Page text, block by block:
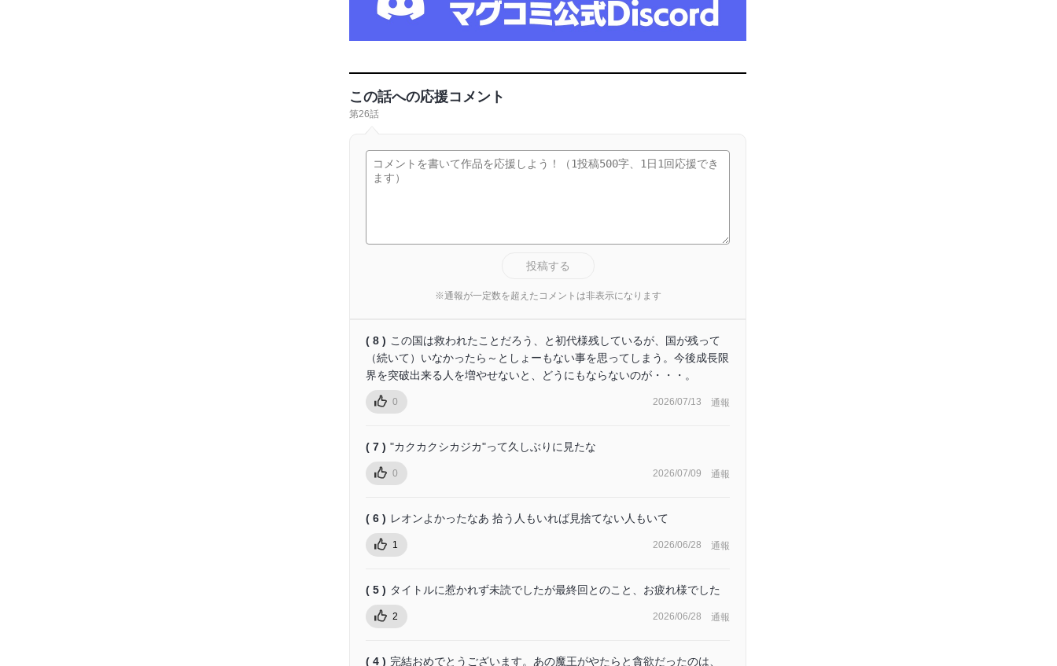
この話への応援コメント
第26話
投稿する
※通報が一定数を超えたコメントは非表示になります
( 8 ) この国は救われたことだろう、と初代様残しているが、国が残って
（続いて）いなかったら～としょーもない事を思ってしまう。今後成長限
界を突破出来る人を増やせないと、どうにもならないのが・・・。
0 2026/07/13 通報
( 7 ) "カクカクシカジカ"って久しぶりに見たな
0 2026/07/09 通報
( 6 ) レオンよかったなあ 拾う人もいれば見捨てない人もいて
1 2026/06/28 通報
( 5 ) タイトルに惹かれず未読でしたが最終回とのこと、お疲れ様でした
2 2026/06/28 通報
( 4 ) 完結おめでとうございます。あの魔王がやたらと貪欲だったのは、